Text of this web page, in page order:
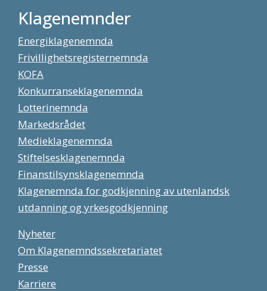
Klagenemnder
Energiklagenemnda
Frivillighetsregisternemnda
KOFA
Konkurranseklagenemnda
Lotterinemnda
Markedsrådet
Medieklagenemnda
Stiftelsesklagenemnda
Finanstilsynsklagenemnda
Klagenemnda for godkjenning av utenlandsk
utdanning og yrkesgodkjenning
Nyheter
Om Klagenemndssekretariatet
Presse
Karriere